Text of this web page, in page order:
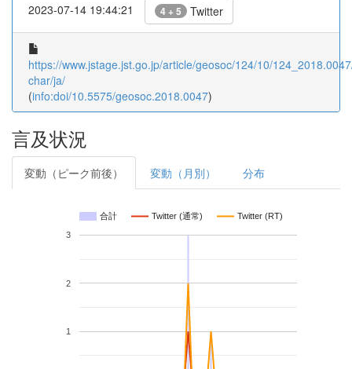
2023-07-14 19:44:21 4 + 5 Twitter
https://www.jstage.jst.go.jp/article/geosoc/124/10/
char/ja/
(info:doi/10.5575/geosoc.2018.0047)
言及状況
変動（ピーク前後） 変動（月別） 分布
合計 Twitter (通常) Twitter (RT)
1
2
3